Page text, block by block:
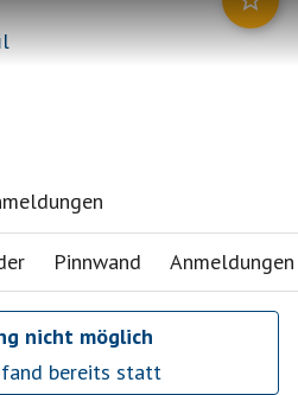
Pinnwand Anmeldungen
nicht möglich
fand bereits statt